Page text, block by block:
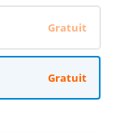
Gratuit
Gratuit